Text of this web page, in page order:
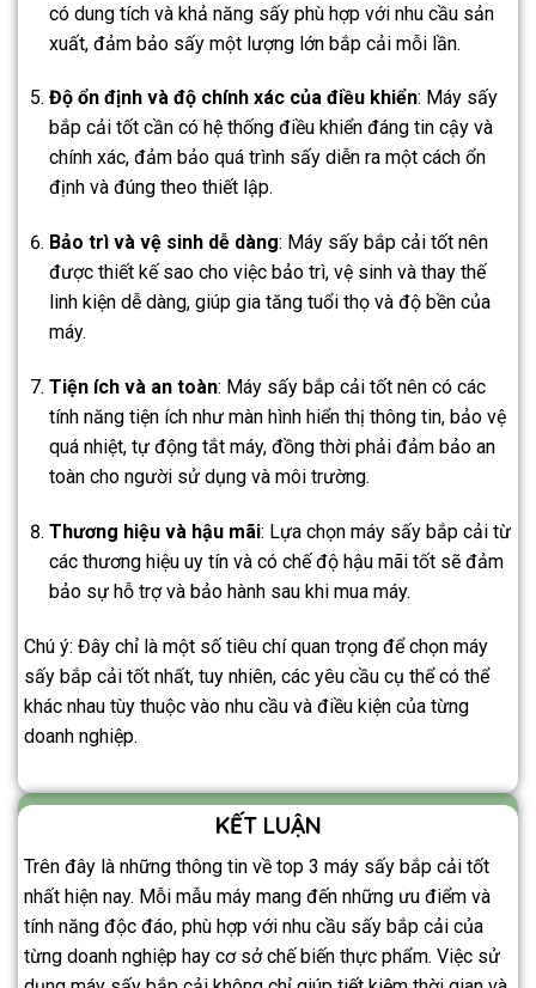
có dung tích và khả năng sấy phù hợp với nhu cầu sản
xuất, đảm bảo sấy một lượng lớn bắp cải mỗi lần.
Độ ổn định và độ chính xác của điều khiển: Máy sấy
bắp cải tốt cần có hệ thống điều khiển đáng tin cậy và
chính xác, đảm bảo quá trình sấy diễn ra một cách ổn
định và đúng theo thiết lập.
Bảo trì và vệ sinh dễ dàng: Máy sấy bắp cải tốt nên
được thiết kế sao cho việc bảo trì, vệ sinh và thay thế
linh kiện dễ dàng, giúp gia tăng tuổi thọ và độ bền của
máy.
Tiện ích và an toàn: Máy sấy bắp cải tốt nên có các
tính năng tiện ích như màn hình hiển thị thông tin, bảo vệ
quá nhiệt, tự động tắt máy, đồng thời phải đảm bảo an
toàn cho người sử dụng và môi trường.
Thương hiệu và hậu mãi: Lựa chọn máy sấy bắp cải từ
các thương hiệu uy tín và có chế độ hậu mãi tốt sẽ đảm
bảo sự hỗ trợ và bảo hành sau khi mua máy.
Chú ý: Đây chỉ là một số tiêu chí quan trọng để chọn máy
sấy bắp cải tốt nhất, tuy nhiên, các yêu cầu cụ thể có thể
khác nhau tùy thuộc vào nhu cầu và điều kiện của từng
doanh nghiệp.
KẾT LUẬN
Trên đây là những thông tin về top 3 máy sấy bắp cải tốt
nhất hiện nay. Mỗi mẫu máy mang đến những ưu điểm và
tính năng độc đáo, phù hợp với nhu cầu sấy bắp cải của
từng doanh nghiệp hay cơ sở chế biến thực phẩm. Việc sử